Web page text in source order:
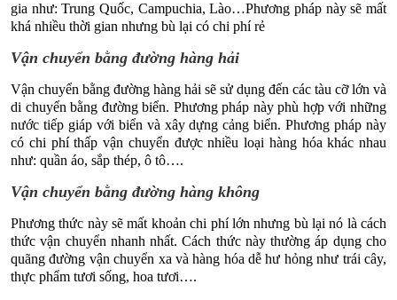
gia như: Trung Quốc, Campuchia, Lào…Phương pháp này sẽ mất
khá nhiều thời gian nhưng bù lại có chi phí rẻ
Vận chuyển bằng đường hàng hải
Vận chuyển bằng đường hàng hải sẽ sử dụng đến các tàu cỡ lớn và
di chuyển bằng đường biển. Phương pháp này phù hợp với những
nước tiếp giáp với biển và xây dựng cảng biển. Phương pháp này
có chi phí thấp vận chuyển được nhiều loại hàng hóa khác nhau
như: quần áo, sắp thép, ô tô….
Vận chuyển bằng đường hàng không
Phương thức này sẽ mất khoản chi phí lớn nhưng bù lại nó là cách
thức vận chuyển nhanh nhất. Cách thức này thường áp dụng cho
quãng đường vận chuyển xa và hàng hóa dễ hư hỏng như trái cây,
thực phẩm tươi sống, hoa tươi….